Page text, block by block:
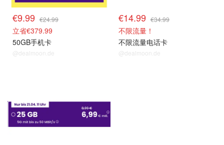
€9.99 €24.99
立省€379.99
50GB手机卡
@dealmoon.de
€14.99 €34.99
不限流量！
不限流量电话卡
@dealmoon.de